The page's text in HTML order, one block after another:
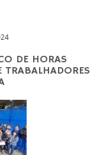
DE HORAS
TRABALHADORES